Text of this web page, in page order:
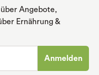
Angebote,
Ernährung &
Anmelden